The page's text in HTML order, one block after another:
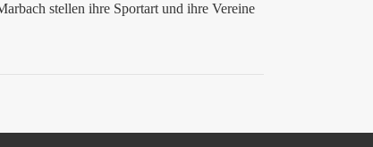
stellen ihre Sportart und ihre Vereine